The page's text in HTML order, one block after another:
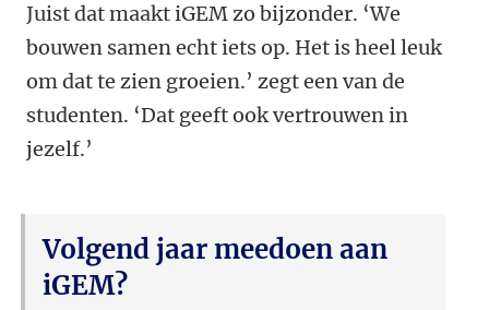
Juist dat maakt iGEM zo bijzonder. ‘We
bouwen samen echt iets op. Het is heel leuk
om dat te zien groeien.’ zegt een van de
studenten. ‘Dat geeft ook vertrouwen in
jezelf.’
Volgend jaar meedoen aan
iGEM?